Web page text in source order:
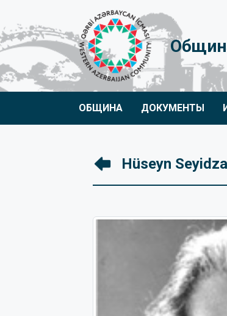
ОБЩИНА ДОКУМЕНТЫ
Hüseyn